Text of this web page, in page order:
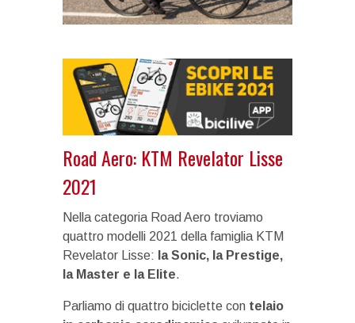
Road Aero: KTM Revelator Lisse
2021
Nella categoria Road Aero troviamo
quattro modelli 2021 della famiglia KTM
Revelator Lisse: la Sonic, la Prestige,
la Master e la Elite.
Parliamo di quattro biciclette con telaio